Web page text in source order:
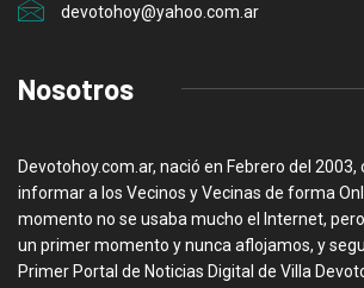
devotohoy@yahoo.com.ar
Nosotros
Devotohoy.com.ar, nació en Febrero del 2003,
informar a los Vecinos y Vecinas de forma
momento no se usaba mucho el Internet,
un primer momento y nunca aflojamos, y
Primer Portal de Noticias Digital de Villa